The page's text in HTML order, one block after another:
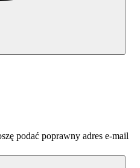
podać poprawny adres e-mail